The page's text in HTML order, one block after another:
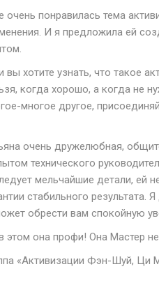
очень понравилась тема
И я предложила ей
вы хотите узнать, что такое
когда хорошо, а когда не
многое другое,
очень дружелюбная,
технического
мельчайшие детали, ей
стабильного
обрести вам спокойную
этом она профи! Она Мастер
«Активизации Фэн-Шуй, Ци